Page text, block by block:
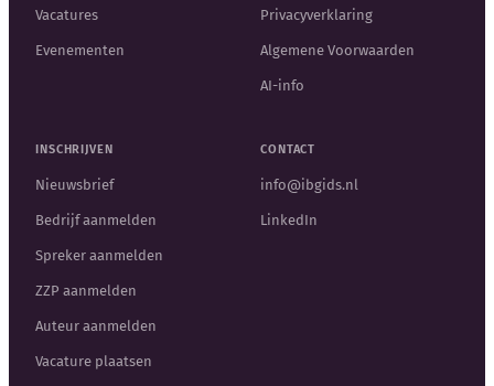
Vacatures
Evenementen
Privacyverklaring
Algemene Voorwaarden
AI-info
INSCHRIJVEN
Nieuwsbrief
Bedrijf aanmelden
Spreker aanmelden
ZZP aanmelden
Auteur aanmelden
Vacature plaatsen
CONTACT
info@ibgids.nl
LinkedIn